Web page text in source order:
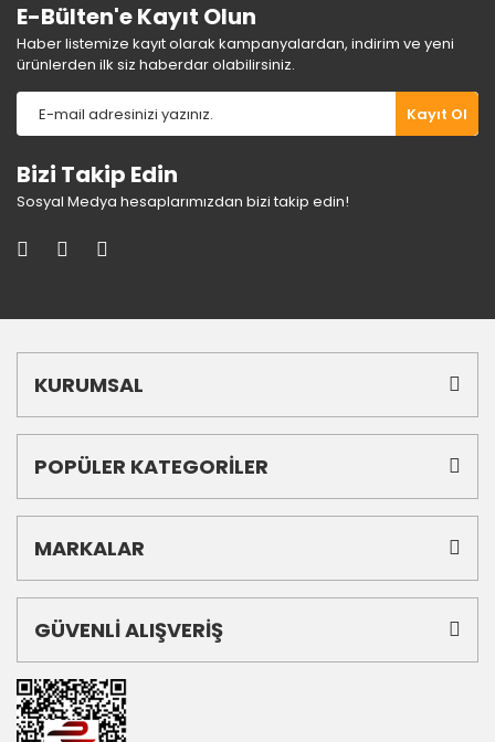
E-Bülten'e Kayıt Olun
Haber listemize kayıt olarak kampanyalardan, indirim ve yeni
ürünlerden ilk siz haberdar olabilirsiniz.
Kayıt Ol
Bizi Takip Edin
Sosyal Medya hesaplarımızdan bizi takip edin!
KURUMSAL
POPÜLER KATEGORİLER
MARKALAR
GÜVENLİ ALIŞVERİŞ